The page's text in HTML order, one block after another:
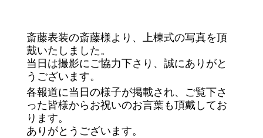
斎藤表装の斎藤様より、上棟式の写真を頂
戴いたしました。
当日は撮影にご協力下さり、誠にありがと
うございます。
各報道に当日の様子が掲載され、ご覧下さ
った皆様からお祝いのお言葉も頂戴してお
ります。
ありがとうございます。